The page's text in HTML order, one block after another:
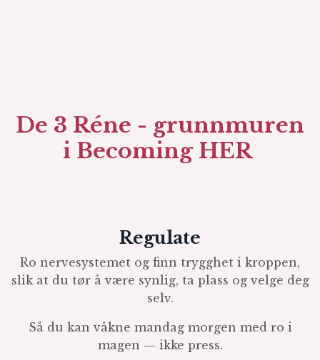
De 3 Réne - grunnmuren
i Becoming HER
Regulate
Ro nervesystemet og finn trygghet i kroppen,
slik at du tør å være synlig, ta plass og velge deg
selv.
Så du kan våkne mandag morgen med ro i
magen — ikke press.